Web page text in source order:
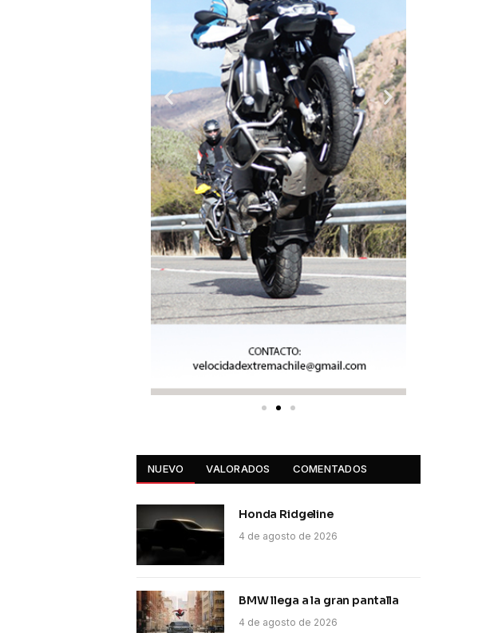
NUEVO VALORADOS COMENTADOS
Honda Ridgeline
4 de agosto de 2026
BMW llega a la gran pantalla
4 de agosto de 2026